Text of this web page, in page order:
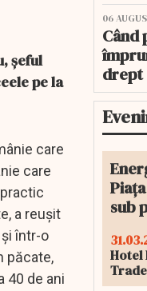
şeful
pe la
care
care
a reuşit
într-o
păcate,
40 de ani
06
Când
drept
sub
Hotel